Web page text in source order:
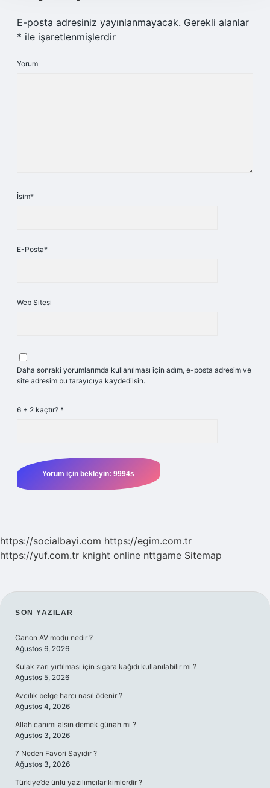
E-posta adresiniz yayınlanmayacak. Gerekli alanlar
* ile işaretlenmişlerdir
Yorum
İsim*
E-Posta*
Web Sitesi
Daha sonraki yorumlarımda kullanılması için adım, e-posta adresim ve
site adresim bu tarayıcıya kaydedilsin.
6 + 2 kaçtır? *
https://socialbayi.com https://egim.com.tr
https://yuf.com.tr knight online nttgame Sitemap
SIDEBAR
SON YAZILAR
Canon AV modu nedir ?
Ağustos 6, 2026
Kulak zarı yırtılması için sigara kağıdı kullanılabilir mi ?
Ağustos 5, 2026
Avcılık belge harcı nasıl ödenir ?
Ağustos 4, 2026
Allah canımı alsın demek günah mı ?
Ağustos 3, 2026
7 Neden Favori Sayıdır ?
Ağustos 3, 2026
Türkiye’de ünlü yazılımcılar kimlerdir ?